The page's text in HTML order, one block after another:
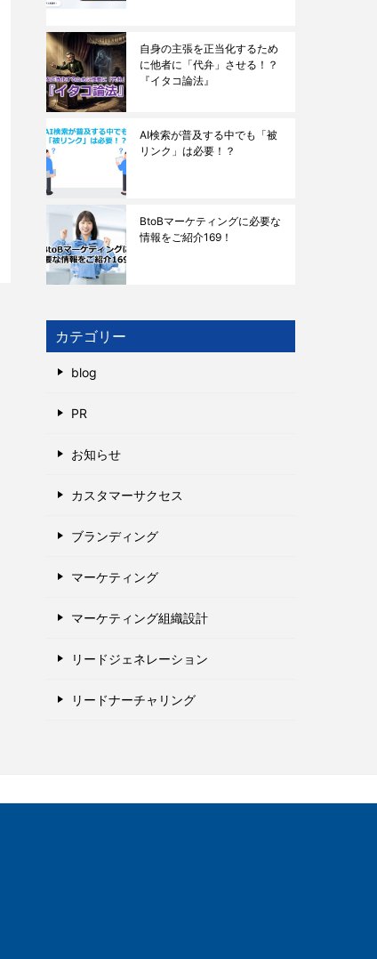
自身の主張を正当化するため
に他者に「代弁」させる！？
『イタコ論法』
AI検索が普及する中でも「被
リンク」は必要！？
BtoBマーケティングに必要な
情報をご紹介169！
カテゴリー
blog
PR
お知らせ
カスタマーサクセス
ブランディング
マーケティング
マーケティング組織設計
リードジェネレーション
リードナーチャリング